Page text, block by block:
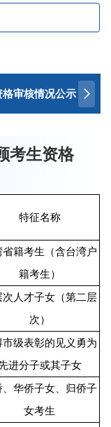
审核情况公示
考生资格
特征名称
省籍考生（含台湾户
籍考生）
次人才子女（第二层
次）
市级表彰的见义勇为
进分子或其子女
、华侨子女、归侨子
女考生